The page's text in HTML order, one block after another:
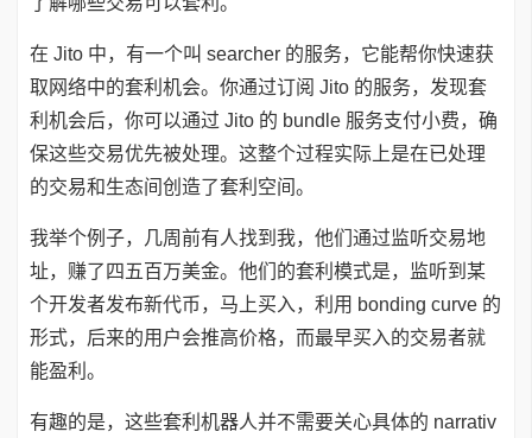
在 Jito 中，有一个叫 searcher 的服务，它能帮你快速获
取网络中的套利机会。你通过订阅 Jito 的服务，发现套
利机会后，你可以通过 Jito 的 bundle 服务支付小费，确
保这些交易优先被处理。这整个过程实际上是在已处理
的交易和生态间创造了套利空间。
我举个例子，几周前有人找到我，他们通过监听交易地
址，赚了四五百万美金。他们的套利模式是，监听到某
个开发者发布新代币，马上买入，利用 bonding curve 的
形式，后来的用户会推高价格，而最早买入的交易者就
能盈利。
有趣的是，这些套利机器人并不需要关心具体的 narrativ